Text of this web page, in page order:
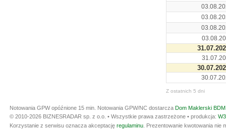
Z ostatnich 5 dni
Notowania GPW opóźnione 15 min. Notowania GPW/NC dostarcza Dom Maklerski
© 2010-2026 BIZNESRADAR sp. z o.o. • Wszystkie prawa zastrzeżone • produkcja:
Korzystanie z serwisu oznacza akceptację regulaminu . Prezentowanie kwotowania